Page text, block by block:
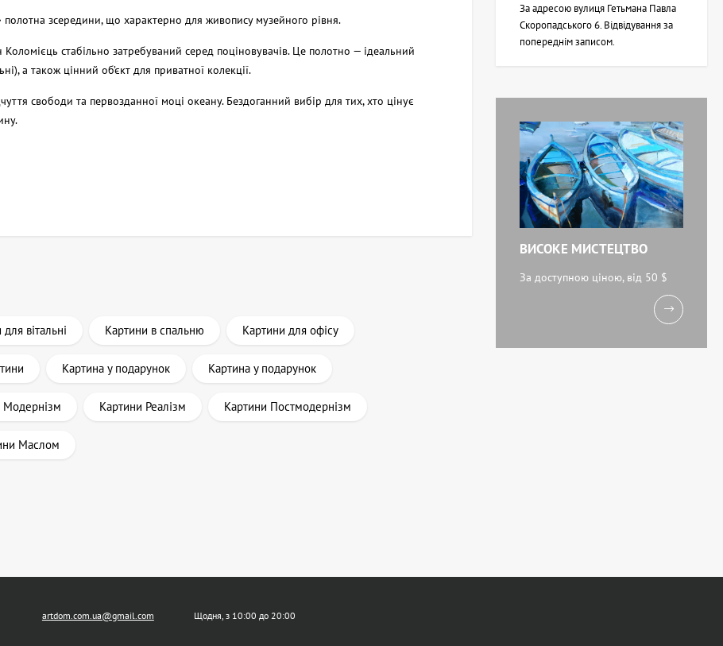
полотна зсередини, що характерно для живопису музейного рівня.
стабільно затребуваний серед поціновувачів. Це полотно — ідеальний
а також цінний об’єкт для приватної колекції.
свободи та первозданної моці океану. Бездоганний вибір для тих, хто цінує
вітальні Картини в спальню Картини для офісу
Картина у подарунок Картина у подарунок
Модернізм Картини Реалізм Картини Постмодернізм
Маслом
За адресою вулиця Гетьмана Павла
Скоропадського 6. Відвідування за
попереднім записом.
ВИСОКЕ МИСТЕЦТВО
За доступною ціною, від 50 $
artdom.com.ua@gmail.com Щодня, з 10:00 до 20:00